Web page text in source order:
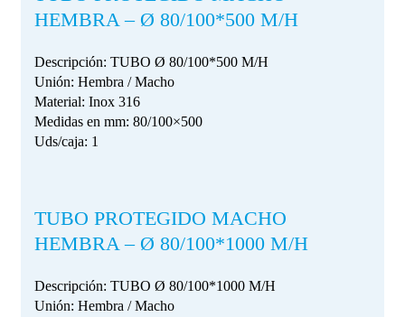
HEMBRA – Ø 80/100*500 M/H
Descripción: TUBO Ø 80/100*500 M/H
Unión: Hembra / Macho
Material: Inox 316
Medidas en mm: 80/100×500
Uds/caja: 1
TUBO PROTEGIDO MACHO
HEMBRA – Ø 80/100*1000 M/H
Descripción: TUBO Ø 80/100*1000 M/H
Unión: Hembra / Macho